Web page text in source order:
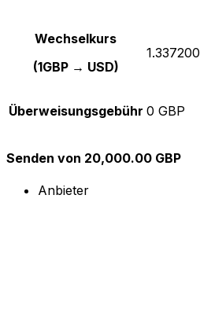
Wechselkurs
(1GBP → USD)
1.337200
Überweisungsgebühr 0 GBP
Senden von 20,000.00 GBP
Anbieter